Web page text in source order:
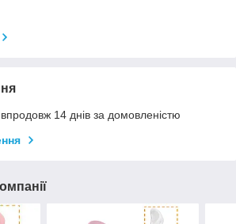
14 днів за домовленістю